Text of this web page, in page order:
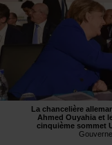
La chancelière
Ahmed Ouyahia et
cinquième sommet